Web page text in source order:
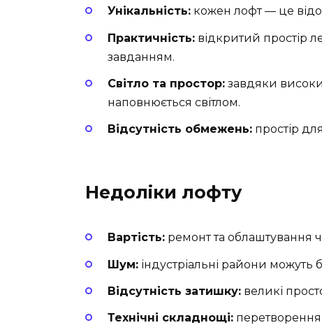
Унікальність: кожен лофт — це
Практичність: відкритий простір
завданням.
Світло та простор: завдяки
наповнюється світлом.
Відсутність обмежень: простір
Недоліки лофту
Вартість: ремонт та облаштування
Шум: індустріальні райони можуть
Відсутність затишку: великі
Технічні складнощі: